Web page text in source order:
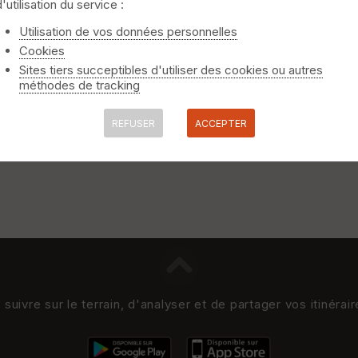
sur le terrain, d'analyser et de partager vos
du service :
Utilisation de vos données personnelles
Cookies
Sites tiers succeptibles d'utiliser des cookies ou autres
méthodes de tracking
REFUSER ACCEPTER